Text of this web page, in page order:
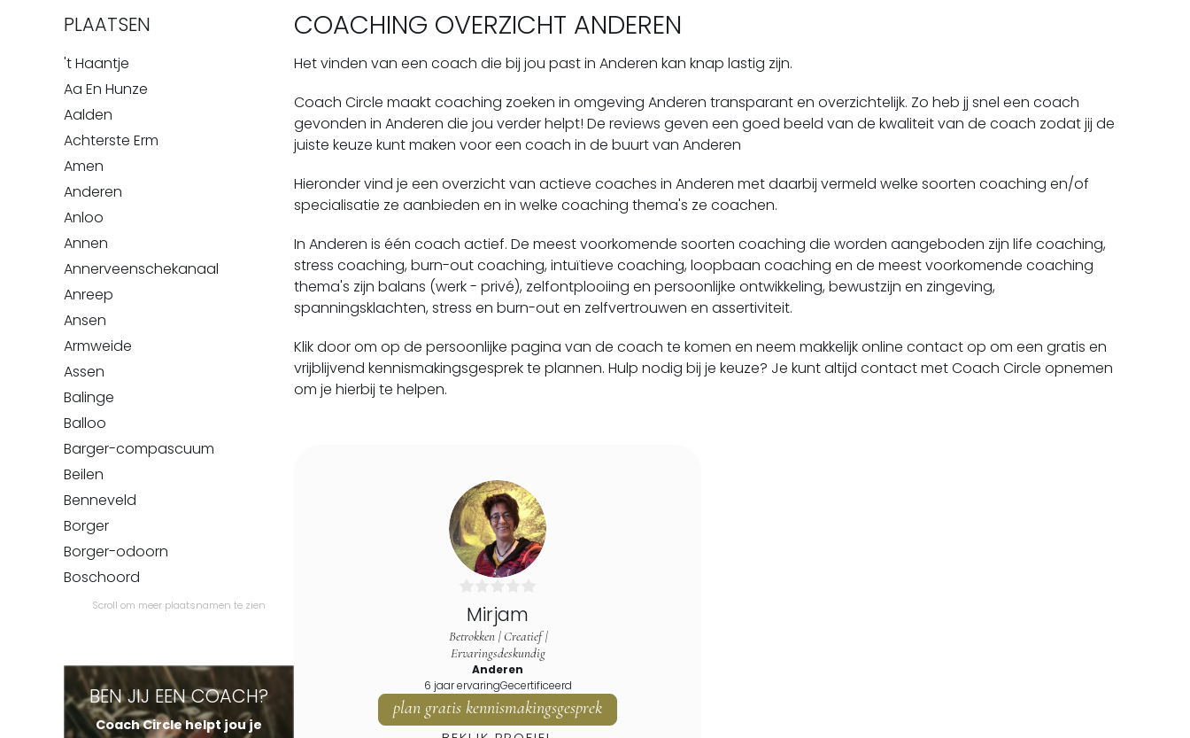
PLAATSEN
't Haantje
Aa En Hunze
Aalden
Achterste Erm
Amen
Anderen
Anloo
Annen
Annerveenschekanaal
Anreep
Ansen
Armweide
Assen
Balinge
Balloo
Barger-compascuum
Beilen
Benneveld
Borger
Borger-odoorn
Boschoord
Bovensmilde
Bruntinge
Buinen
Buinerveen
Scroll om meer plaatsnamen te zien
BEN JIJ EEN COACH?
Coach Circle helpt jou je
COACHING OVERZICHT ANDEREN
Het vinden van een coach die bij jou past in Anderen kan knap lastig zijn.
Coach Circle maakt coaching zoeken in omgeving Anderen transparant en overzichtelijk. Zo heb jj snel een coach
gevonden in Anderen die jou verder helpt! De reviews geven een goed beeld van de kwaliteit van de coach zodat jij de
juiste keuze kunt maken voor een coach in de buurt van Anderen
Hieronder vind je een overzicht van actieve coaches in Anderen met daarbij vermeld welke soorten coaching en/of
specialisatie ze aanbieden en in welke coaching thema's ze coachen.
In Anderen is één coach actief. De meest voorkomende soorten coaching die worden aangeboden zijn life coaching,
stress coaching, burn-out coaching, intuïtieve coaching, loopbaan coaching en de meest voorkomende coaching
thema's zijn balans (werk - privé), zelfontplooiing en persoonlijke ontwikkeling, bewustzijn en zingeving,
spanningsklachten, stress en burn-out en zelfvertrouwen en assertiviteit.
Klik door om op de persoonlijke pagina van de coach te komen en neem makkelijk online contact op om een gratis en
vrijblijvend kennismakingsgesprek te plannen. Hulp nodig bij je keuze? Je kunt altijd contact met Coach Circle opnemen
om je hierbij te helpen.
Mirjam
Betrokken | Creatief |
Ervaringsdeskundig
Anderen
6 jaar ervaringGecertificeerd
plan gratis kennismakingsgesprek